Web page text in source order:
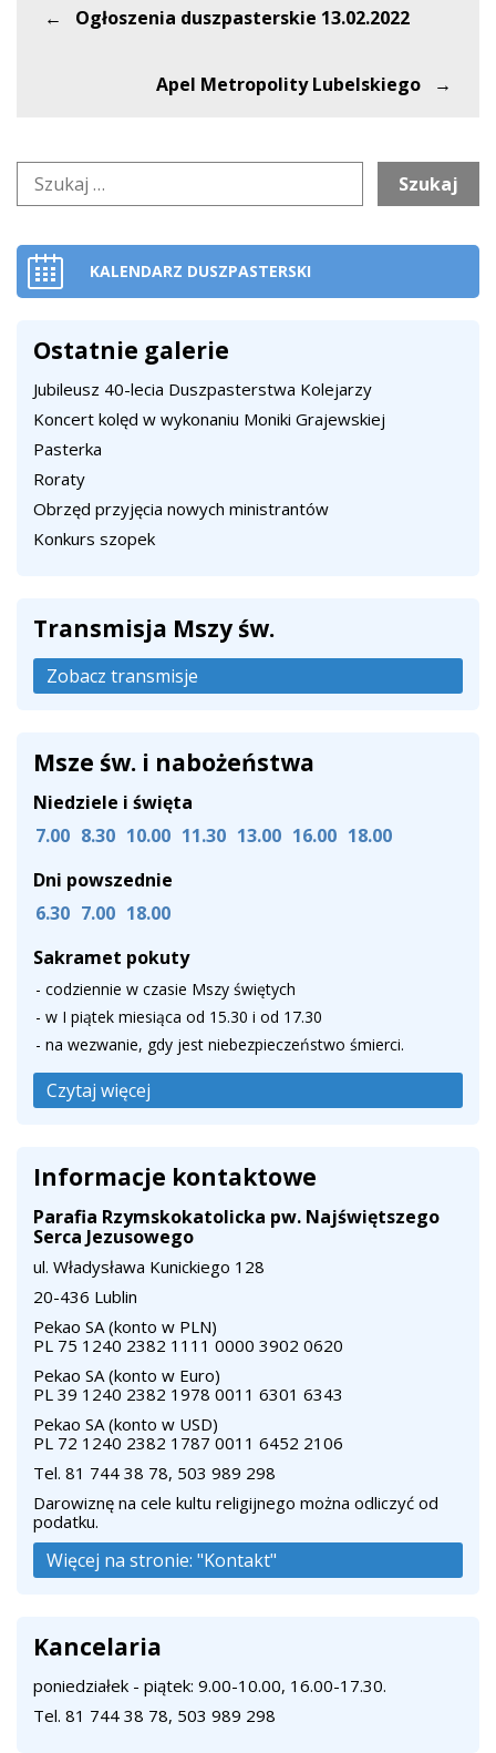
wpisuOgłoszenia duszpasterskie 13.02.2022
Apel Metropolity Lubelskiego
Szukaj:
KALENDARZ DUSZPASTERSKI
Ostatnie galerie
Jubileusz 40-lecia Duszpasterstwa Kolejarzy
Koncert kolęd w wykonaniu Moniki Grajewskiej
Pasterka
Roraty
Obrzęd przyjęcia nowych ministrantów
Konkurs szopek
Transmisja Mszy św.
Zobacz transmisje
Msze św. i nabożeństwa
Niedziele i święta
7.00 8.30 10.00 11.30 13.00 16.00 18.00
Dni powszednie
6.30 7.00 18.00
Sakramet pokuty
- codziennie w czasie Mszy świętych
- w I piątek miesiąca od 15.30 i od 17.30
- na wezwanie, gdy jest niebezpieczeństwo śmierci.
Czytaj więcej
Informacje kontaktowe
Parafia Rzymskokatolicka pw. Najświętszego
Serca Jezusowego
ul. Władysława Kunickiego 128
20-436 Lublin
Pekao SA (konto w PLN)
PL 75 1240 2382 1111 0000 3902 0620
Pekao SA (konto w Euro)
PL 39 1240 2382 1978 0011 6301 6343
Pekao SA (konto w USD)
PL 72 1240 2382 1787 0011 6452 2106
Tel. 81 744 38 78, 503 989 298
Darowiznę na cele kultu religijnego można odliczyć od
podatku.
Więcej na stronie: "Kontakt"
Kancelaria
poniedziałek - piątek: 9.00-10.00, 16.00-17.30.
Tel. 81 744 38 78, 503 989 298